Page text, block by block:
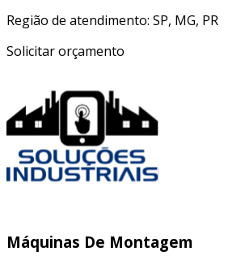
Região de atendimento: SP, MG, PR
Solicitar orçamento
Máquinas De Montagem